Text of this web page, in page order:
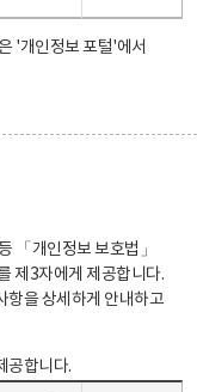
'개인정보 포털'에서
「개인정보 보호법」
제3자에게 제공합니다.
항을 상세하게 안내하고
공합니다.